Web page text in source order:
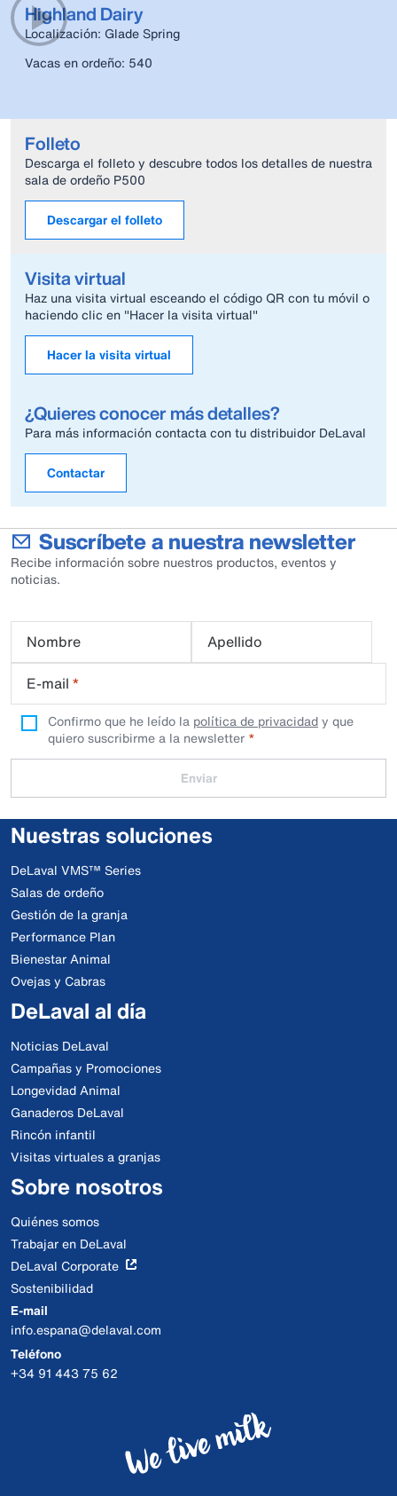
Highland Dairy
Localización: Glade Spring
Vacas en ordeño: 540
Folleto
Descarga el folleto y descubre todos los detalles de nuestra
sala de ordeño P500
Descargar el folleto
Visita virtual
Haz una visita virtual esceando el código QR con tu móvil o
haciendo clic en "Hacer la visita virtual"
Hacer la visita virtual
¿Quieres conocer más detalles?
Para más información contacta con tu distribuidor DeLaval
Contactar
Suscríbete a nuestra newsletter
Recibe información sobre nuestros productos, eventos y
noticias.
Nombre
Apellido
E-mail *
Confirmo que he leído la política de privacidady que
quiero suscribirme a la newsletter
Enviar
Nuestras soluciones
DeLaval VMS™ Series
Salas de ordeño
Gestión de la granja
Performance Plan
Bienestar Animal
Ovejas y Cabras
DeLaval al día
Noticias DeLaval
Campañas y Promociones
Longevidad Animal
Ganaderos DeLaval
Rincón infantil
Visitas virtuales a granjas
Sobre nosotros
Quiénes somos
Trabajar en DeLaval
DeLaval Corporate
Sostenibilidad
E-mail
info.espana@delaval.com
Teléfono
+34 91 443 75 62